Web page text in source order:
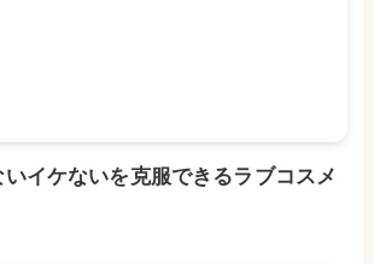
イケないを克服できるラブコスメ